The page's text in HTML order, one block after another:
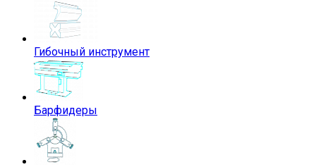
Гибочный инструмент
Барфидеры